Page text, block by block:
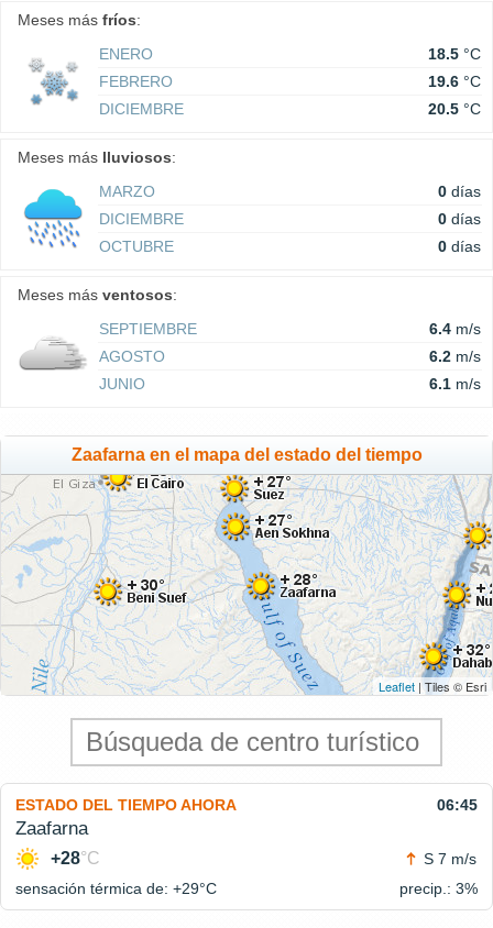
Meses más fríos:
ENERO
18.5 °C
FEBRERO
19.6 °C
DICIEMBRE
20.5 °C
Meses más lluviosos:
MARZO
0 días
DICIEMBRE
0 días
OCTUBRE
0 días
Meses más ventosos:
SEPTIEMBRE
6.4 m/s
AGOSTO
6.2 m/s
JUNIO
6.1 m/s
Zaafarna en el mapa del estado del tiempo
Leaflet | Tiles © Esri
ESTADO DEL TIEMPO AHORA 06:45
Zaafarna
+28°C
S 7 m/s
sensación térmica de: +29°C precip.: 3%